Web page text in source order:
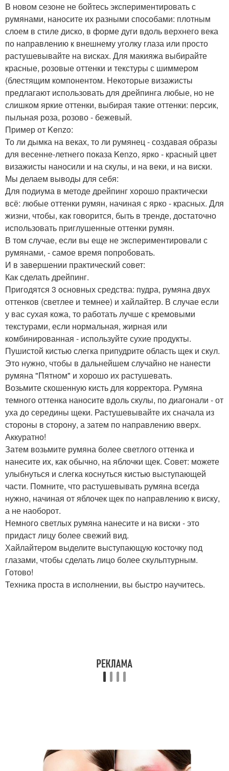
В новом сезоне не бойтесь экспериментировать с
румянами, наносите их разными способами: плотным
слоем в стиле диско, в форме дуги вдоль верхнего века
по направлению к внешнему уголку глаза или просто
растушевывайте на висках. Для макияжа выбирайте
красные, розовые оттенки и текстуры с шиммером
(блестящим компонентом. Некоторые визажисты
предлагают использовать для дрейпинга любые, но не
слишком яркие оттенки, выбирая такие оттенки: персик,
пыльная роза, розово - бежевый.
Пример от Kenzo:
То ли дымка на веках, то ли румянец - создавая образы
для весенне-летнего показа Kenzo, ярко - красный цвет
визажисты наносили и на скулы, и на веки, и на виски.
Мы делаем выводы для себя:
Для подиума в методе дрейпинг хорошо практически
всё: любые оттенки румян, начиная с ярко - красных. Для
жизни, чтобы, как говорится, быть в тренде, достаточно
использовать приглушенные оттенки румян.
В том случае, если вы еще не экспериментировали с
румянами, - самое время попробовать.
И в завершении практический совет:
Как сделать дрейпинг.
Пригодятся 3 основных средства: пудра, румяна двух
оттенков (светлее и темнее) и хайлайтер. В случае если
у вас сухая кожа, то работать лучше с кремовыми
текстурами, если нормальная, жирная или
комбинированная - используйте сухие продукты.
Пушистой кистью слегка припудрите область щек и скул.
Это нужно, чтобы в дальнейшем случайно не нанести
румяна "Пятном" и хорошо их растушевать.
Возьмите скошенную кисть для корректора. Румяна
темного оттенка наносите вдоль скулы, по диагонали - от
уха до середины щеки. Растушевывайте их сначала из
стороны в сторону, а затем по направлению вверх.
Аккуратно!
Затем возьмите румяна более светлого оттенка и
нанесите их, как обычно, на яблочки щек. Совет: можете
улыбнуться и слегка коснуться кистью выступающей
части. Помните, что растушевывать румяна всегда
нужно, начиная от яблочек щек по направлению к виску,
а не наоборот.
Немного светлых румяна нанесите и на виски - это
придаст лицу более свежий вид.
Хайлайтером выделите выступающую косточку под
глазами, чтобы сделать лицо более скульптурным.
Готово!
Техника проста в исполнении, вы быстро научитесь.